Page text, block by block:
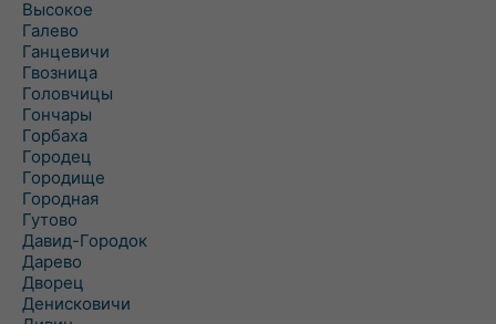
Высокое
Галево
Ганцевичи
Гвозница
Головчицы
Гончары
Горбаха
Городец
Городище
Городная
Гутово
Давид-Городок
Дарево
Дворец
Денисковичи